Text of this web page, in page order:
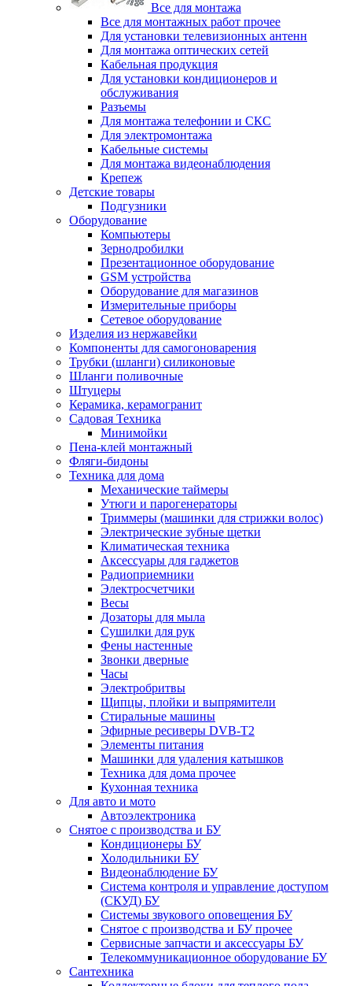
Все для монтажа
Все для монтажных работ прочее
Для установки телевизионных антенн
Для монтажа оптических сетей
Кабельная продукция
Для установки кондиционеров и
обслуживания
Разъемы
Для монтажа телефонии и СКС
Для электромонтажа
Кабельные системы
Для монтажа видеонаблюдения
Крепеж
Детские товары
Подгузники
Оборудование
Компьютеры
Зернодробилки
Презентационное оборудование
GSM устройства
Оборудование для магазинов
Измерительные приборы
Сетевое оборудование
Изделия из нержавейки
Компоненты для самогоноварения
Трубки (шланги) силиконовые
Шланги поливочные
Штуцеры
Керамика, керамогранит
Садовая Техника
Минимойки
Пена-клей монтажный
Фляги-бидоны
Техника для дома
Механические таймеры
Утюги и парогенераторы
Триммеры (машинки для стрижки волос)
Электрические зубные щетки
Климатическая техника
Аксессуары для гаджетов
Радиоприемники
Электросчетчики
Весы
Дозаторы для мыла
Сушилки для рук
Фены настенные
Звонки дверные
Часы
Электробритвы
Щипцы, плойки и выпрямители
Стиральные машины
Эфирные ресиверы DVB-T2
Элементы питания
Машинки для удаления катышков
Техника для дома прочее
Кухонная техника
Для авто и мото
Автоэлектроника
Снятое с производства и БУ
Кондиционеры БУ
Холодильники БУ
Видеонаблюдение БУ
Система контроля и управление доступом
(СКУД) БУ
Системы звукового оповещения БУ
Снятое с производства и БУ прочее
Сервисные запчасти и аксессуары БУ
Телекоммуникационное оборудование БУ
Сантехника